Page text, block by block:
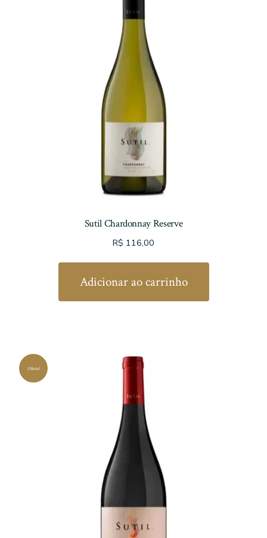
Sutil Chardonnay Reserve
R$ 116,00
Adicionar ao carrinho
Oferta!